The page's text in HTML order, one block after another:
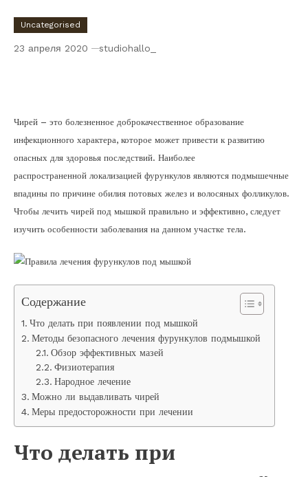
Uncategorised
23 апреля 2020 studiohallo_
Чирей – это болезненное доброкачественное образование
инфекционного характера, которое может привести к развитию
опасных для здоровья последствий. Наиболее
распространенной локализацией фурункулов являются подмышечные
впадины по причине обилия потовых желез и волосяных фолликулов.
Чтобы лечить чирей под мышкой правильно и эффективно, следует
изучить особенности заболевания на данном участке тела.
Содержание
Что делать при появлении под мышкой
Методы безопасного лечения фурункулов подмышкой
Обзор эффективных мазей
Физиотерапия
Народное лечение
Можно ли выдавливать чирей
Меры предосторожности при лечении
Что делать при